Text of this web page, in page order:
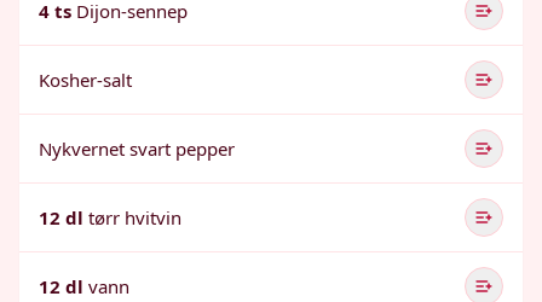
4 ts Dijon-sennep
Kosher-salt
Nykvernet svart pepper
12 dl tørr hvitvin
12 dl vann